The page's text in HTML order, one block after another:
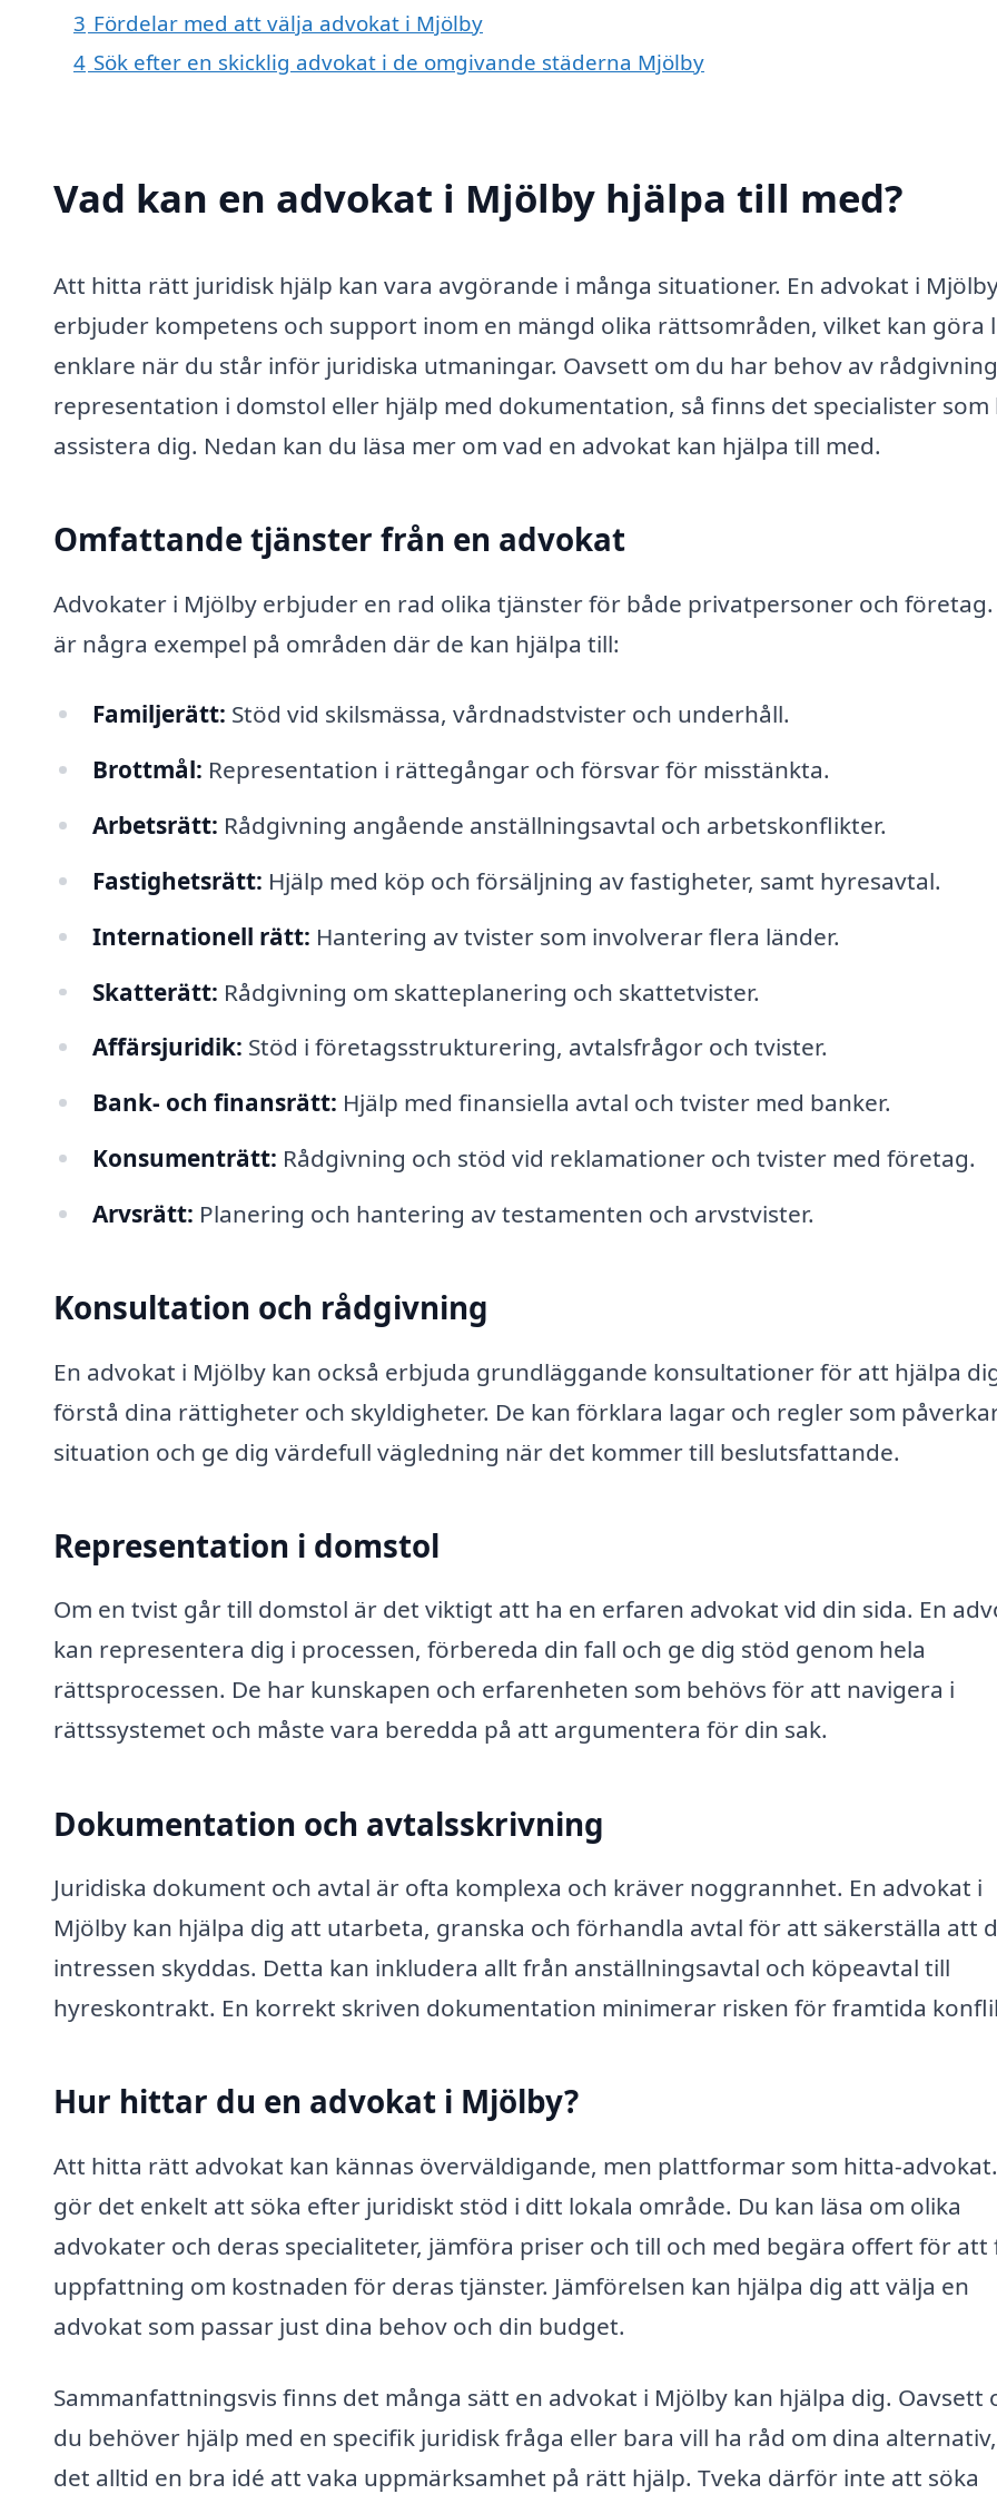
3 Fördelar med att välja advokat i Mjölby
4 Sök efter en skicklig advokat i de omgivande städerna Mjölby
Vad kan en advokat i Mjölby hjälpa till med?
Att hitta rätt juridisk hjälp kan vara avgörande i många situationer. En advokat i
erbjuder kompetens och support inom en mängd olika rättsområden, vilket kan göra
enklare när du står inför juridiska utmaningar. Oavsett om du har behov av
representation i domstol eller hjälp med dokumentation, så finns det specialister som
assistera dig. Nedan kan du läsa mer om vad en advokat kan hjälpa till med.
Omfattande tjänster från en advokat
Advokater i Mjölby erbjuder en rad olika tjänster för både privatpersoner och
är några exempel på områden där de kan hjälpa till:
Familjerätt: Stöd vid skilsmässa, vårdnadstvister och underhåll.
Brottmål: Representation i rättegångar och försvar för misstänkta.
Arbetsrätt: Rådgivning angående anställningsavtal och arbetskonflikter.
Fastighetsrätt: Hjälp med köp och försäljning av fastigheter, samt hyresavtal.
Internationell rätt: Hantering av tvister som involverar flera länder.
Skatterätt: Rådgivning om skatteplanering och skattetvister.
Affärsjuridik: Stöd i företagsstrukturering, avtalsfrågor och tvister.
Bank- och finansrätt: Hjälp med finansiella avtal och tvister med banker.
Konsumenträtt: Rådgivning och stöd vid reklamationer och tvister med företag.
Arvsrätt: Planering och hantering av testamenten och arvstvister.
Konsultation och rådgivning
En advokat i Mjölby kan också erbjuda grundläggande konsultationer för att hjälpa
förstå dina rättigheter och skyldigheter. De kan förklara lagar och regler som
situation och ge dig värdefull vägledning när det kommer till beslutsfattande.
Representation i domstol
Om en tvist går till domstol är det viktigt att ha en erfaren advokat vid din sida. En
kan representera dig i processen, förbereda din fall och ge dig stöd genom hela
rättsprocessen. De har kunskapen och erfarenheten som behövs för att navigera i
rättssystemet och måste vara beredda på att argumentera för din sak.
Dokumentation och avtalsskrivning
Juridiska dokument och avtal är ofta komplexa och kräver noggrannhet. En advokat i
Mjölby kan hjälpa dig att utarbeta, granska och förhandla avtal för att säkerställa att
intressen skyddas. Detta kan inkludera allt från anställningsavtal och köpeavtal till
hyreskontrakt. En korrekt skriven dokumentation minimerar risken för framtida
Hur hittar du en advokat i Mjölby?
Att hitta rätt advokat kan kännas överväldigande, men plattformar som hitta-
gör det enkelt att söka efter juridiskt stöd i ditt lokala område. Du kan läsa om olika
advokater och deras specialiteter, jämföra priser och till och med begära offert för att
uppfattning om kostnaden för deras tjänster. Jämförelsen kan hjälpa dig att välja en
advokat som passar just dina behov och din budget.
Sammanfattningsvis finns det många sätt en advokat i Mjölby kan hjälpa dig. Oavsett
du behöver hjälp med en specifik juridisk fråga eller bara vill ha råd om dina
det alltid en bra idé att vaka uppmärksamhet på rätt hjälp. Tveka därför inte att söka